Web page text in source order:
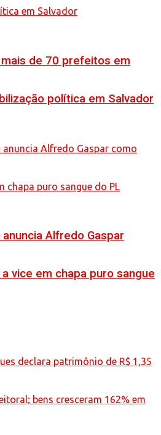
de 70 prefeitos em
política em Salvador
Alfredo Gaspar
vice em chapa puro sangue